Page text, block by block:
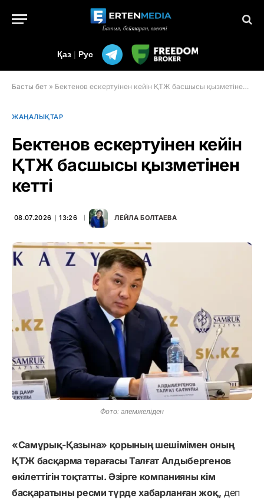
Қаз | Рус
Басты бет » Бектенов ескертуінен кейін ҚТЖ басшысы қызметінен кетті
ЖАҢАЛЫҚТАР
Бектенов ескертуінен кейін
ҚТЖ басшысы қызметінен
кетті
08.07.2026 ∣ 13:26 ЛЕЙЛА БОЛТАЕВА
Фото: әлемжеліден
«Самұрық-Қазына» қорының шешімімен оның
ҚТЖ басқарма төрағасы Талғат Алдыбергенов
өкілеттігін тоқтатты. Әзірге компанияны кім
басқаратыны ресми түрде хабарланған жоқ, деп